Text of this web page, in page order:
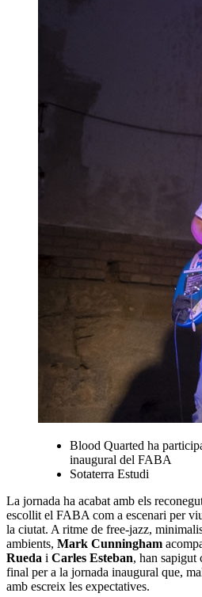
Blood Quarted ha
inaugural del FABA
Sotaterra Estudi
La jornada ha acabat amb els
escollit el FABA com a escenari per
la ciutat. A ritme de free-jazz,
ambients, Mark Cunningham
Rueda i Carles Esteban, han
final per a la jornada inaugural que,
amb escreix les expectatives.